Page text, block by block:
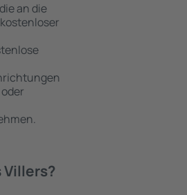
an die
Villers?